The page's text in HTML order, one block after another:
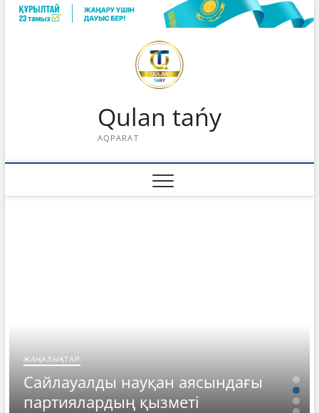
Skip
Qulan tańy
AQPARAT
ЖАҢАЛЫҚТАР
Сайлауалды науқан аясындағы
партиялардың қызметі